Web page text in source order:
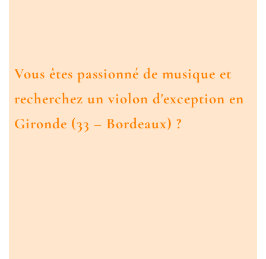
Vous êtes passionné de musique et
recherchez un violon d'exception en
Gironde (33 – Bordeaux) ?